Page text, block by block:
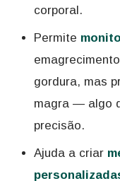
corporal.
Permite
gordura, mas
magra — algo
precisão.
Ajuda a criar